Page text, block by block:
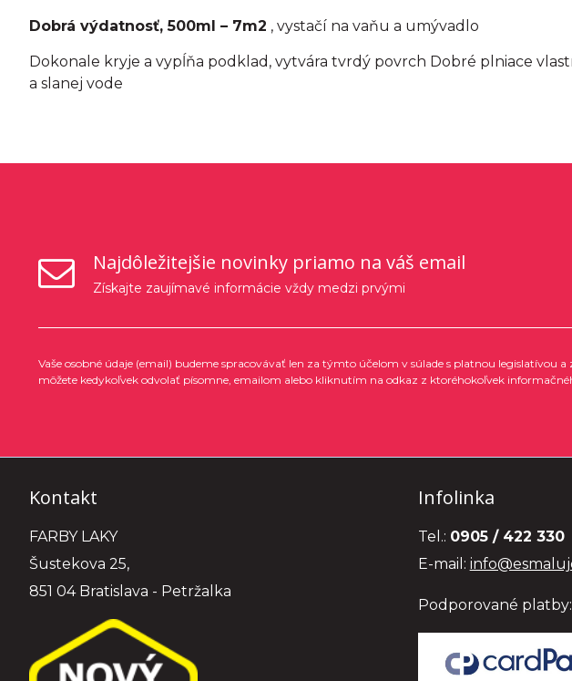
Dobrá výdatnosť, 500ml – 7m2 , vystačí na vaňu a umývadlo
Dokonale kryje a vypĺňa podklad, vytvára tvrdý povrch Dobré plniace
a slanej vode
Najdôležitejšie novinky priamo na váš email
Získajte zaujímavé informácie vždy medzi prvými
Vaše osobné údaje (email) budeme spracovávať len za týmto účelom v súlade s platnou
môžete kedykoľvek odvolať písomne, emailom alebo kliknutím na odkaz z ktoréhokoľvek
Kontakt
FARBY LAKY
Šustekova 25,
851 04 Bratislava - Petržalka
Infolinka
Tel.: 0905 / 422 330
E-mail:
Podporované platby: